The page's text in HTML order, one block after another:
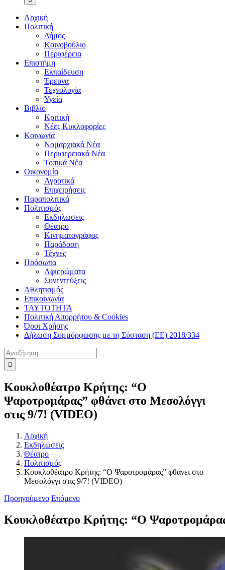
Αρχική
Πολιτική
Δήμος
Κοινοβούλιο
Περιφέρεια
Επιστήμη
Εκπαίδευση
Έρευνα
Τεχνολογία
Υγεία
Βιβλίο
Κριτική
Νέες Κυκλοφορίες
Κοινωνία
Νομαρχιακά Νέα
Περιφερειακά Νέα
Τοπικά Νέα
Οικονομία
Αγροτικά
Επιχειρήσεις
Παραπολιτικά
Πολιτισμός
Εκδηλώσεις
Θέατρο
Κινηματογράφος
Παράδοση
Τέχνες
Πρόσωπα
Αφιερώματα
Συνεντεύξεις
Αθλητισμός
Επικοινωνία
ΤΑΥΤΟΤΗΤΑ
Πολιτική Απορρήτου & Cookies
Όροι Χρήσης
Δήλωση Συμμόρφωσης με τη Σύσταση (ΕΕ) 2018/334
Αναζήτηση
για:
Κουκλοθέατρο Κρήτης: “Ο
Ψαροτρομάρας” φθάνει στο Μεσολόγγι
στις 9/7! (VIDEO)
Αρχική
Εκδηλώσεις
Θέατρο
Πολιτισμός
Κουκλοθέατρο Κρήτης: “Ο Ψαροτρομάρας” φθάνει στο
Μεσολόγγι στις 9/7! (VIDEO)
Προηγούμενο Επόμενο
Κουκλοθέατρο Κρήτης: “Ο